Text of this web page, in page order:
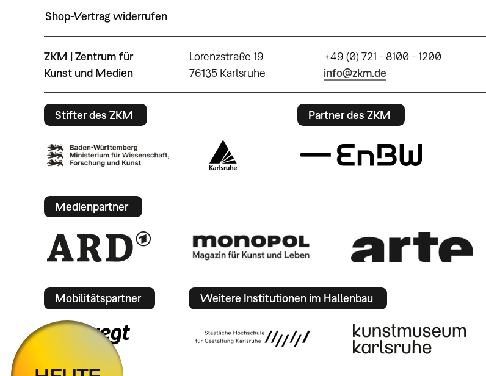
Shop-Vertrag widerrufen
ZKM | Zentrum für
Kunst und Medien
Lorenzstraße 19
76135 Karlsruhe
+49 (0) 721 - 8100 - 1200
info@zkm.de
Stifter des ZKM Partner des ZKM
Medienpartner
Mobilitätspartner Weitere Institutionen im Hallenbau